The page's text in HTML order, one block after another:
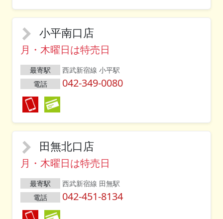
小平南口店
月・木曜日は特売日
最寄駅
西武新宿線 小平駅
電話
042-349-0080
田無北口店
月・木曜日は特売日
最寄駅
西武新宿線 田無駅
電話
042-451-8134